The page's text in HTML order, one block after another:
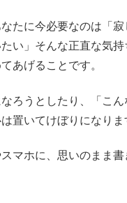
たに今必要なのは「寂
たい」そんな正直な気
あげることです。
ろうとしたり、「こん
置いてけぼりになりま
マホに、思いのまま